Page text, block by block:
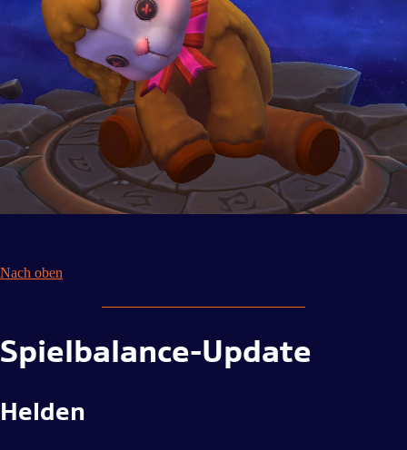
Nach oben
Spielbalance-Update
Helden